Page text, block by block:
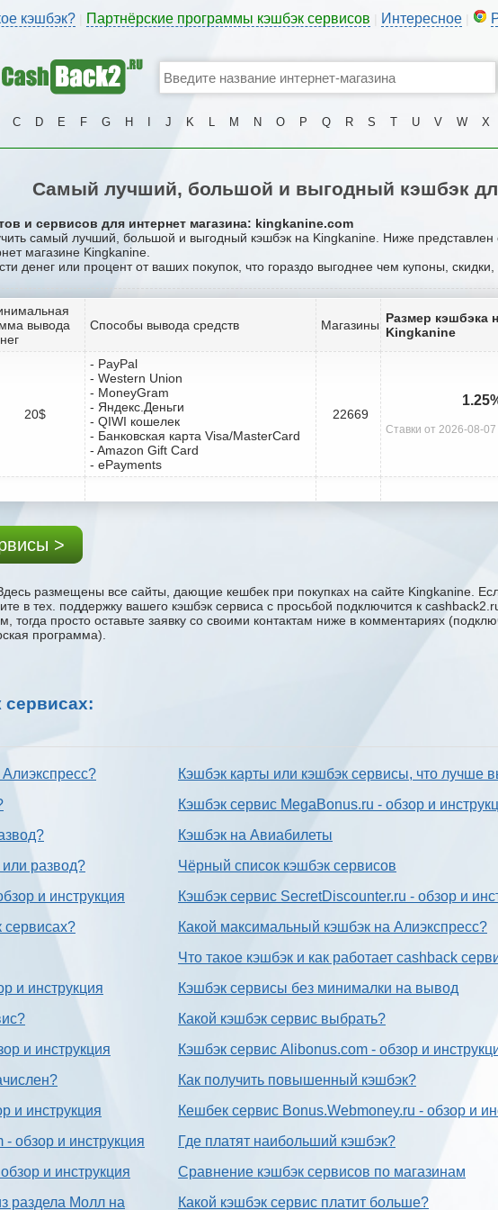
кэшбэк? Партнёрские программы кэшбэк сервисов Интересное
C D E F G H J K L M N O P Q R S T U V W X
Самый лучший, большой и выгодный кэшбэк
и сервисов для интернет магазина: kingkanine.com
самый лучший, большой и выгодный кэшбэк на Kingkanine. Ниже
магазине Kingkanine.
денег или процент от ваших покупок, что гораздо выгоднее чем купоны,
вывода
Способы вывода средств Магазины Размер кэшбэка
Kingkanine
20$
- PayPal
- Western Union
- MoneyGram
- Яндекс.Деньги
- QIWI кошелек
- Банковская карта Visa/MasterCard
- Amazon Gift Card
- ePayments
22669
Ставки от 2026-08-07
>
размещены все сайты, дающие кешбек при покупках на сайте Kingkanine.
в тех. поддержку вашего кэшбэк сервиса с проcьбой подключится к
тогда просто оставьте заявку со своими контактам ниже в комментариях
программа).
сервисах:
развод?
и инструкция
сервисах?
и инструкция
и инструкция
и инструкция
обзор и инструкция
и инструкция
раздела Молл на
Кэшбэк карты или кэшбэк сервисы, что лучше
Кэшбэк сервис MegaBonus.ru - обзор и
Кэшбэк на Авиабилеты
Чёрный список кэшбэк сервисов
Кэшбэк сервис SecretDiscounter.ru - обзор и
Какой максимальный кэшбэк на Алиэкспресс?
Что такое кэшбэк и как работает cashback
Кэшбэк сервисы без минималки на вывод
Какой кэшбэк сервис выбрать?
Кэшбэк сервис Alibonus.com - обзор и
Как получить повышенный кэшбэк?
Кешбек сервис Bonus.Webmoney.ru - обзор и
Где платят наибольший кэшбэк?
Сравнение кэшбэк сервисов по магазинам
Какой кэшбэк сервис платит больше?